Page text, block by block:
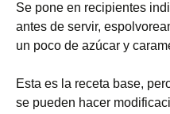
Se pone en recipientes
antes de servir,
un poco de azúcar y
Esta es la receta base,
se pueden hacer